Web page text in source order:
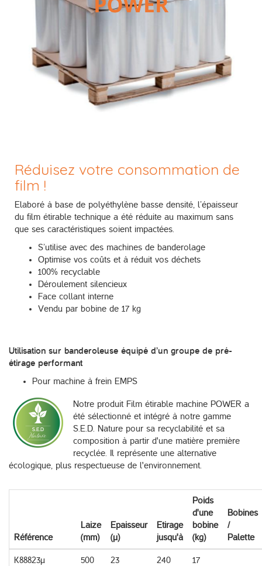
Réduisez votre consommation de
film !
Elaboré à base de polyéthylène basse densité, l’épaisseur
du film étirable technique a été réduite au maximum sans
que ses caractéristiques soient impactées.
S’utilise avec des machines de banderolage
Optimise vos coûts et à réduit vos déchets
100% recyclable
Déroulement silencieux
Face collant interne
Vendu par bobine de 17 kg
Utilisation sur banderoleuse équipé d’un groupe de pré-
étirage performant
Pour machine à frein EMPS
Notre produit Film étirable machine POWER a
été sélectionné et intégré à notre gamme
S.E.D. Nature pour sa recyclabilité et sa
composition à partir d'une matière première
recyclée. Il représente une alternative
écologique, plus respectueuse de l'environnement.
Référence
Laize
(mm)
Epaisseur
(µ)
Etirage
jusqu'à
Poids
d'une
bobine
(kg)
Bobines
/
Palette
K88823µ 500 23 240 17